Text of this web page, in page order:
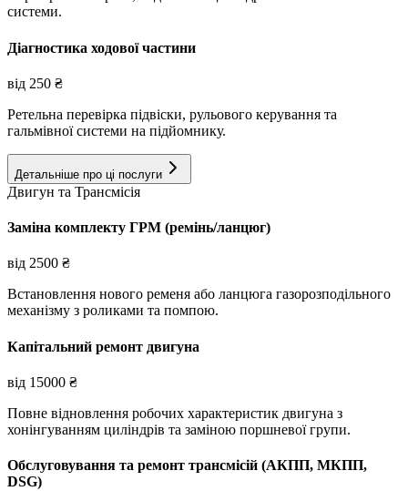
системи.
Діагностика ходової частини
від 250 ₴
Ретельна перевірка підвіски, рульового керування та
гальмівної системи на підйомнику.
Детальніше про ці послуги
Двигун та Трансмісія
Заміна комплекту ГРМ (ремінь/ланцюг)
від 2500 ₴
Встановлення нового ременя або ланцюга газорозподільного
механізму з роликами та помпою.
Капітальний ремонт двигуна
від 15000 ₴
Повне відновлення робочих характеристик двигуна з
хонінгуванням циліндрів та заміною поршневої групи.
Обслуговування та ремонт трансмісій (АКПП, МКПП,
DSG)